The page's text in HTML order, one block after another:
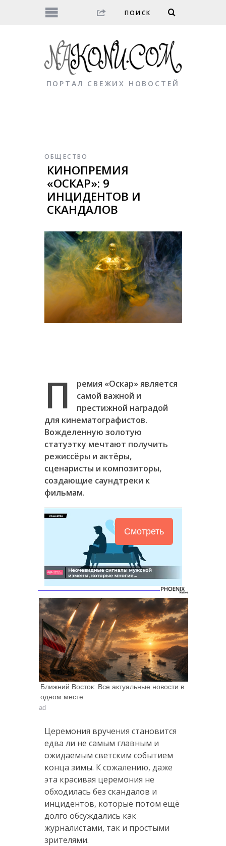
ПОРТАЛ СВЕЖИХ НОВОСТЕЙ
ОБЩЕСТВО
КИНОПРЕМИЯ
«ОСКАР»: 9
ИНЦИДЕНТОВ И
СКАНДАЛОВ
П
ремия «Оскар» является
самой важной и
престижной наградой
для кинематографистов.
Вожделенную золотую
статуэтку мечтают получить
режиссёры и актёры,
сценаристы и композиторы,
создающие саундтреки к
фильмам.
Смотреть
Ближний Восток: Все актуальные новости в
одном месте
ad
Церемония вручения становится
едва ли не самым главным и
ожидаемым светским событием
конца зимы. К сожалению, даже
эта красивая церемония не
обходилась без скандалов и
инцидентов, которые потом ещё
долго обсуждались как
журналистами, так и простыми
зрителями.